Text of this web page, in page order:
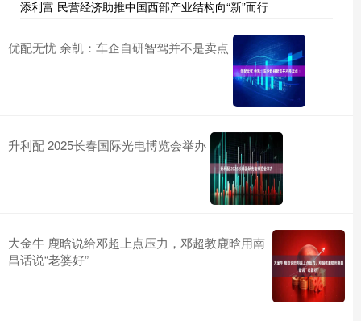
添利富 民营经济助推中国西部产业结构向“新”而行
优配无忧 余凯：车企自研智驾并不是卖点
升利配 2025长春国际光电博览会举办
大金牛 鹿晗说给邓超上点压力，邓超教鹿晗用南
昌话说“老婆好”